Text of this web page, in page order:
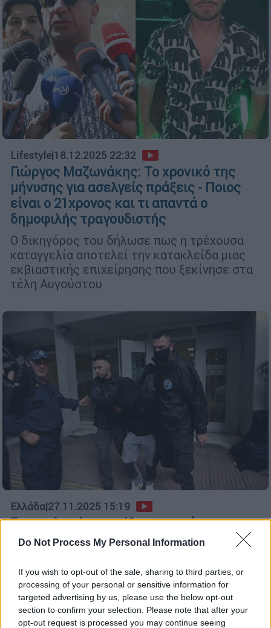
Do Not Process My Personal Information
If you wish to opt-out of the sale, sharing to third parties, or
processing of your personal or sensitive information for
targeted advertising by us, please use the below opt-out
section to confirm your selection. Please note that after your
opt-out request is processed you may continue seeing
Lifestyle|18.12.2025 22:32
Γιώργος Μαζωνάκης: Το χρονικό της
μήνυσης για ασελγείς πράξεις - Ποιος
είναι ο 21χρονος και τι απαντά ο
δημοφιλής τραγουδιστής
Ο δικηγόρος του δήλωσε πως η τρέχουσα
καταγγελία αποτελεί την κατακλείδα μιας
εκβιαστικής επιχείρησης που ξεκίνησε στα
τέλη Αυγούστου
Ελλάδα|27.11.2025 15:19
Στη φυλακή και ο 40χρονος σύντροφος
του 20χρονου θείου που κατηγορείται
Για να ικανοποιήσει τον 40χρονο τα έκανε
όλα λέει ο 20χρονος - Η ανατριχιαστική
μαρτυρία του ενός ανήλικου θύματος